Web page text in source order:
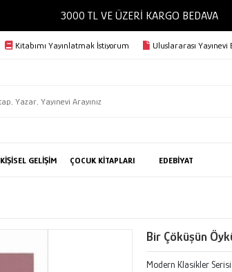
3000 TL VE ÜZERİ KARGO BEDAVA
Kitabımı Yayınlatmak İstiyorum Uluslararası
KİŞİSEL GELİŞİM ÇOCUK KİTAPLARI EDEBİYAT
Bir Çöküşün
Modern Klasikler Serisi